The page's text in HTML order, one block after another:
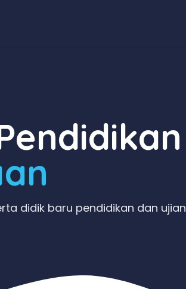
didik baru pendidikan dan ujian